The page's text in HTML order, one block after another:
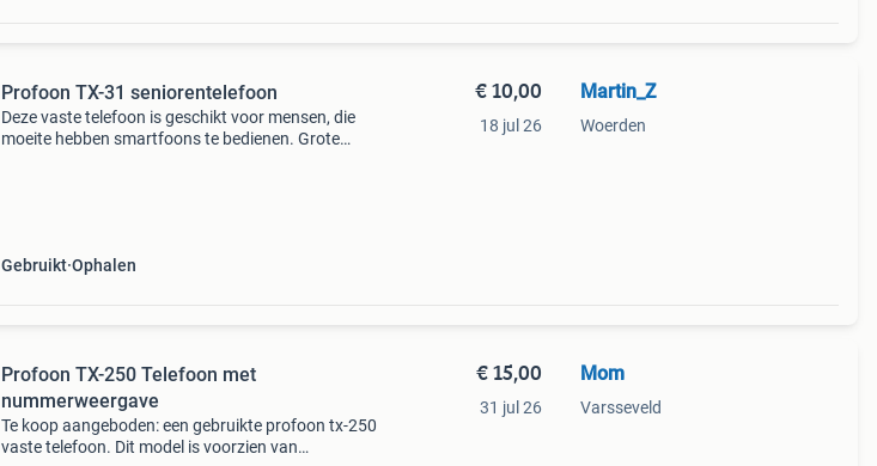
Profoon TX-31 seniorentelefoon
Deze vaste telefoon is geschikt voor mensen, die
moeite hebben smartfoons te bedienen. Grote
Gebruikt Ophalen
€ 10,00
18 jul 26
Martin_Z
Woerden
Profoon TX-250 Telefoon met
nummerweergave
Te koop aangeboden: een gebruikte profoon tx-250
vaste telefoon. Dit model is voorzien van
€ 15,00
31 jul 26
Mom
Varsseveld